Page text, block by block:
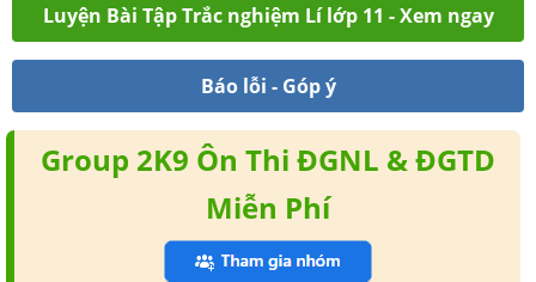
Luyện Bài Tập Trắc nghiệm Lí lớp 11 - Xem ngay
Báo lỗi - Góp ý
Group 2K9 Ôn Thi ĐGNL & ĐGTD
Miễn Phí